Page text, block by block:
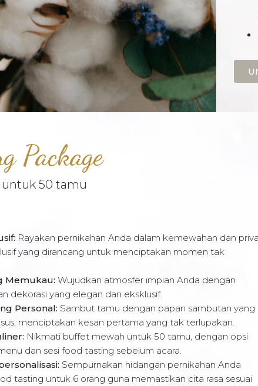
Package
untuk 50 tamu
Rayakan pernikahan Anda dalam kemewahan dan
yang dirancang untuk menciptakan momen tak
Memukau: Wujudkan atmosfer impian Anda dengan
dekorasi yang elegan dan eksklusif.
Personal: Sambut tamu dengan papan sambutan yang
menciptakan kesan pertama yang tak terlupakan.
Nikmati buffet mewah untuk 50 tamu, dengan opsi
dan sesi food tasting sebelum acara.
Sempurnakan hidangan pernikahan Anda
tasting untuk 6 orang guna memastikan cita rasa sesuai